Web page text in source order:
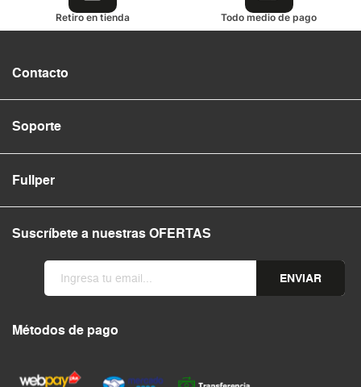
Retiro en tienda Todo medio de pago
Contacto
Soporte
Fullper
Suscríbete a nuestras OFERTAS
ENVIAR
Métodos de pago